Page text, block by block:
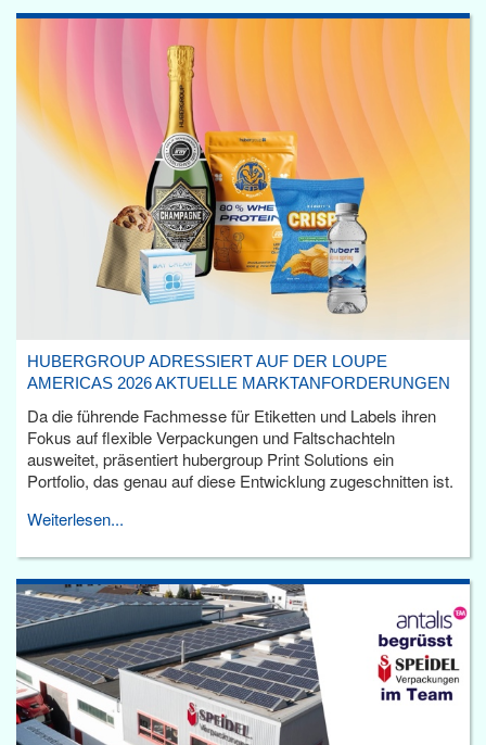
HUBERGROUP ADRESSIERT AUF DER LOUPE
AMERICAS 2026 AKTUELLE MARKTANFORDERUNGEN
Da die führende Fachmesse für Etiketten und Labels ihren
Fokus auf flexible Verpackungen und Faltschachteln
ausweitet, präsentiert hubergroup Print Solutions ein
Portfolio, das genau auf diese Entwicklung zugeschnitten ist.
Weiterlesen...